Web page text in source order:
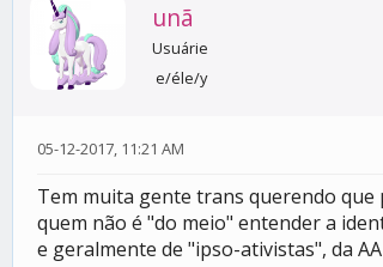
unã
Usuárie
e/éle/y
05-12-2017, 11:21 AM
Tem muita gente trans querendo que
quem não é "do meio" entender a
e geralmente de "ipso-ativistas", da